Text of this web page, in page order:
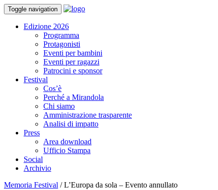
Toggle navigation
Edizione 2026
Programma
Protagonisti
Eventi per bambini
Eventi per ragazzi
Patrocini e sponsor
Festival
Cos’è
Perché a Mirandola
Chi siamo
Amministrazione trasparente
Analisi di impatto
Press
Area download
Ufficio Stampa
Social
Archivio
Memoria Festival /L’Europa da sola – Evento annullato